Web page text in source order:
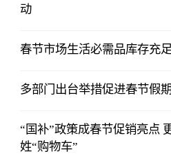
动
春节市场生活必需品库存充
多部门出台举措促进春节假
“国补”政策成春节促销亮点
姓“购物车”